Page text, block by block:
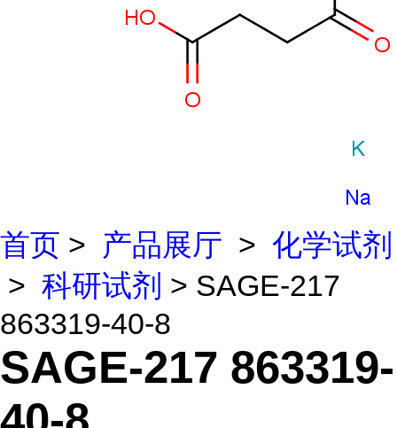
首页 > 产品展厅 > 化学试剂
> 科研试剂 > SAGE-217
863319-40-8
SAGE-217 863319-